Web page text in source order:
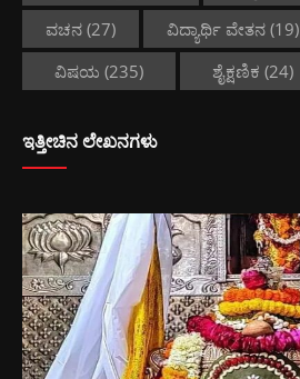
ವಚನ(27) ವಿದ್ಯಾರ್ಥಿ ವೇತನ(19)
ವಿಷಯ (235) ಶೈಕ್ಷಣಿಕ (24)
ಇತ್ತೀಚಿನ ಲೇಖನಗಳು